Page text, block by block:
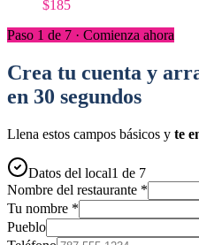
$185
Paso 1 de 7 · Comienza ahora
Crea tu cuenta y
en 30 segundos
Llena estos campos básicos y te
Datos del local1 de 7
Nombre del restaurante *
Tu nombre *
Pueblo